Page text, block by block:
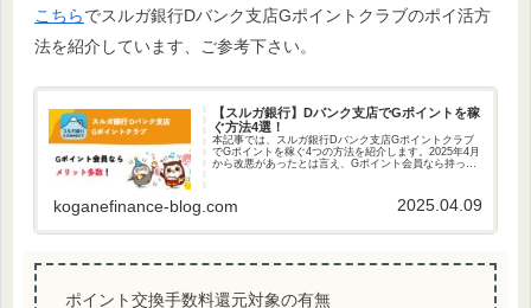
こちらでスルガ銀行Dバンク支店Gポイントクラブのポイ活方
法を紹介しています、ご参考下さい。
【スルガ銀行】Dバンク支店でGポイントを稼
ぐ方法4選！
本記事では、スルガ銀行Dバンク支店Gポイントクラブ
でGポイントを稼ぐ4つの方法を紹介します。2025年4月
から改悪があったとは言え、Gポイント会員なら持って
koganefinance-blog.com 2025.04.09
ポイント交換手数料還元対象の有無